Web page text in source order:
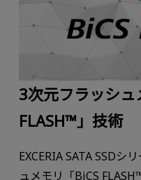
3次元フラッシュ
FLASH™」技術
EXCERIA SATA SSDシ
ュメモリ「BiCS